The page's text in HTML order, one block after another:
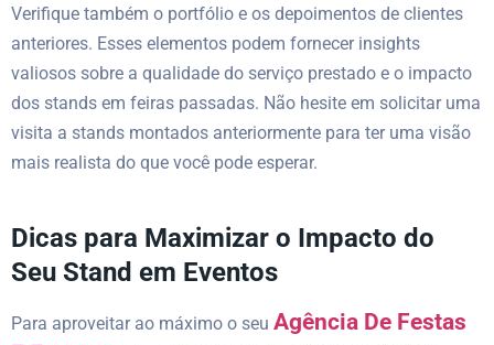
Verifique também o portfólio e os depoimentos de clientes
anteriores. Esses elementos podem fornecer insights
valiosos sobre a qualidade do serviço prestado e o impacto
dos stands em feiras passadas. Não hesite em solicitar uma
visita a stands montados anteriormente para ter uma visão
mais realista do que você pode esperar.
Dicas para Maximizar o Impacto do
Seu Stand em Eventos
Para aproveitar ao máximo o seu Agência De Festas